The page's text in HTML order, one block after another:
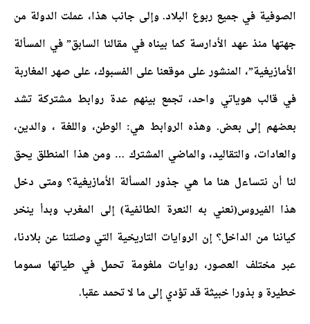
الصوفية في جميع ربوع البلاد. وإلى جانب هذا، عملت الدولة من
جهتها منذ عهد الأدارسة كما بيناه في مقالنا السابق” في المسألة
الأمازيغية”، المنشور على موقعنا على الفسبوك، على صهر المغاربة
في قالب هوياتي واحد، تجمع بينهم عدة روابط مشتركة تشد
بعضهم إلى بعض. وهذه الروابط هي: الوطن، واللغة ، والدين،
والعادات، والتقاليد، والماضي المشترك … ومن هذا المنطلق يحق
لنا أن نتساءل هنا ما هي جذور المسألة الأمازيغية؟ ومتى دخل
هذا الفيروس(نعني به النعرة الطائفية) إلى المغرب وبدأ ينخر
كياننا من الداخل؟ إن الروايات التاريخية التي وصلتنا عن بلادنا،
عبر مختلف العصور، روايات ملغومة تحمل في طياتها سموما
خطيرة و بذورا خبيثة قد تؤدي إلى ما لا تحمد عقبا.